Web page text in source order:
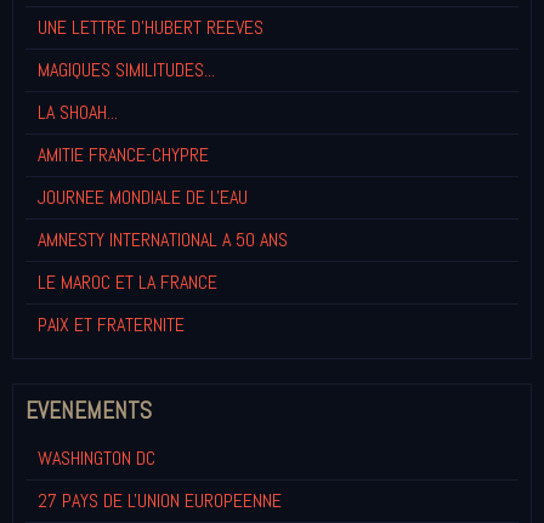
UNE LETTRE D'HUBERT REEVES
MAGIQUES SIMILITUDES...
LA SHOAH...
AMITIE FRANCE-CHYPRE
JOURNEE MONDIALE DE L'EAU
AMNESTY INTERNATIONAL A 50 ANS
LE MAROC ET LA FRANCE
PAIX ET FRATERNITE
EVENEMENTS
WASHINGTON DC
27 PAYS DE L'UNION EUROPEENNE